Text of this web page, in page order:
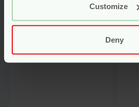
Customize
Deny